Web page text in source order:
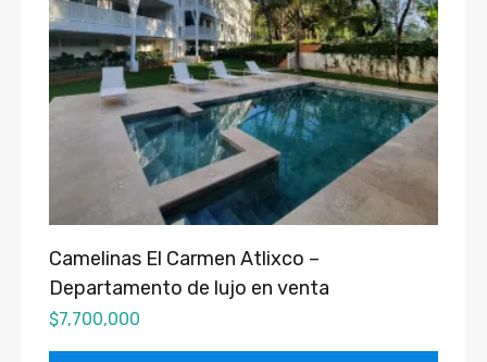
Camelinas El Carmen Atlixco –
Departamento de lujo en venta
$7,700,000